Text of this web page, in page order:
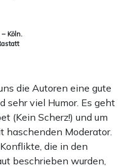
Köln.
die Autoren eine gute
sehr viel Humor. Es geht
(Kein Scherz!) und um
haschenden Moderator.
die in den
beschrieben wurden,